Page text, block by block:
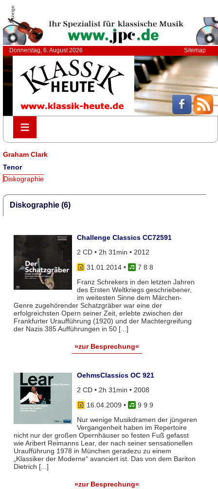
Anzeige
Donnerstag, 6. August 2026 Sitemap
≡
≡
Graham Clark
Tenor
Diskographie
Diskographie (6)
Challenge Classics CC72591
2 CD • 2h 31min • 2012
31.01.2014•
7 8 8
Franz Schrekers in den letzten Jahren
des Ersten Weltkriegs geschriebener,
im weitesten Sinne dem Märchen-
Genre zugehörender Schatzgräber war eine der
erfolgreichsten Opern seiner Zeit, erlebte zwischen der
Frankfurter Uraufführung (1920) und der Machtergreifung
der Nazis 385 Aufführungen in 50 [...]
»zur Besprechung«
OehmsClassics OC 921
2 CD • 2h 31min • 2008
16.04.2009 •
9 9 9
Nur wenige Musikdramen der jüngeren
Vergangenheit haben im Repertoire
nicht nur der großen Opernhäuser so festen Fuß gefasst
wie Aribert Reimanns Lear, der nach seiner sensationellen
Uraufführung 1978 in München geradezu zu einem
„Klassiker der Moderne“ avanciert ist. Das von dem Bariton
Dietrich [...]
»zur Besprechung«